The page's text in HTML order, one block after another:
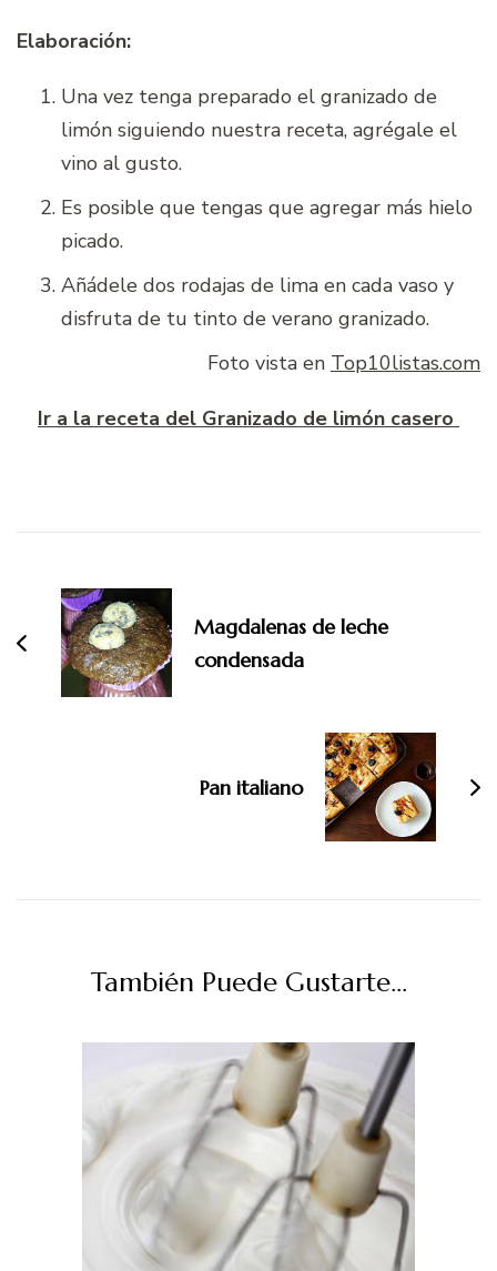
Elaboración:
Una vez tenga preparado el granizado de
limón siguiendo nuestra receta, agrégale el
vino al gusto.
Es posible que tengas que agregar más hielo
picado.
Añádele dos rodajas de lima en cada vaso y
disfruta de tu tinto de verano granizado.
Foto vista en Top10listas.com
Ir a la receta del Granizado de limón casero
entradas
Magdalenas de leche
condensada
Pan italiano
También Puede Gustarte...